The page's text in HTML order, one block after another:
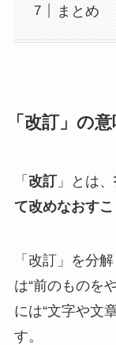
まとめ
「改訂」の
「 改訂」とは、
て改めなおすこ
「改訂」を分
は“前のものを
には“文字や文
す。